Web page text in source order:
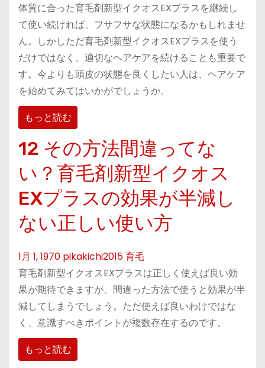
体質に合った育毛剤新型イクオスEXプラスを継続し
て使い続ければ、フサフサな状態になるかもしれませ
ん。しかしただ育毛剤新型イクオスEXプラスを使う
だけではなく、適切なヘアケアを続けることも重要で
す。今よりも頭皮の状態を良くしたい人は、ヘアケア
を始めてみてはいかがでしょうか。
もっと読む
12 その方法間違ってな
い？育毛剤新型イクオス
EXプラスの効果が半減し
ない正しい使い方
1月 1, 1970 pikakichi2015育毛
育毛剤新型イクオスEXプラスは正しく使えば良い効
果が期待できますが、間違った方法で使うと効果が半
減してしまうでしょう。ただ使えば良いわけではな
く、意識すべきポイントが複数存在するのです。
もっと読む